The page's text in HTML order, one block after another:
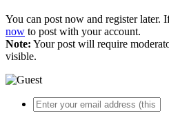
You can post now and register later.
now to post with your account.
Note: Your post will require
visible.